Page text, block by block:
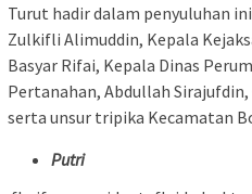
Turut hadir dalam penyuluhan
Zulkifli Alimuddin, Kepala
Basyar Rifai, Kepala Dinas
Pertanahan, Abdullah
serta unsur tripika Kecamatan
Putri